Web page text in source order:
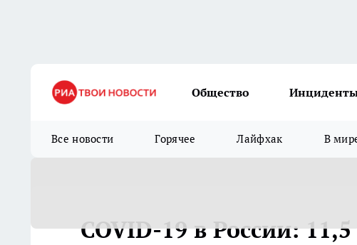
Общество
Все новости Горячее Лайфхак В
COVID-19 в России: